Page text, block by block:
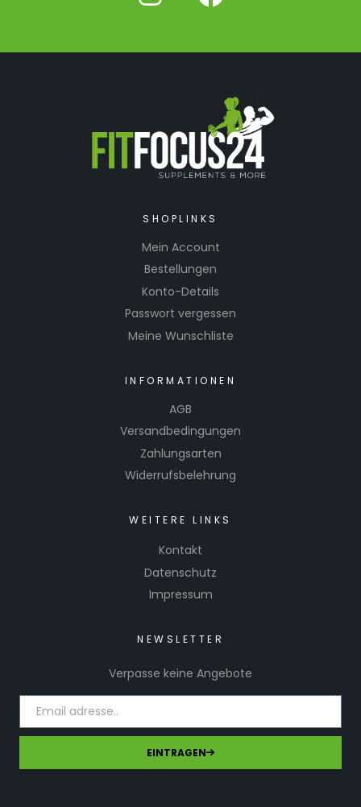
SHOPLINKS
Mein Account
Bestellungen
Konto-Details
Passwort vergessen
Meine Wunschliste
INFORMATIONEN
AGB
Versandbedingungen
Zahlungsarten
Widerrufsbelehrung
WEITERE LINKS
Kontakt
Datenschutz
Impressum
NEWSLETTER
Verpasse keine Angebote
EINTRAGEN